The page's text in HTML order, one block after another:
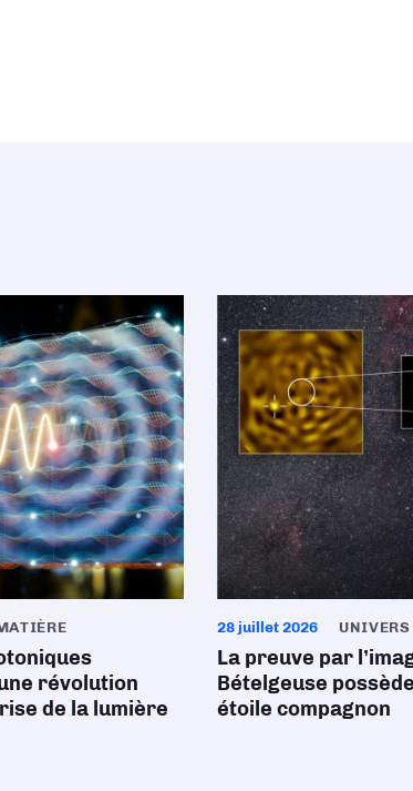
révolution
de la lumière
28 juillet 2026 UNIVERS
La preuve par
Bételgeuse
étoile compagnon